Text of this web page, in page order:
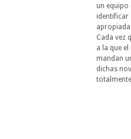
un equipo
identificar
Cada vez
a la que
mandan
dichas